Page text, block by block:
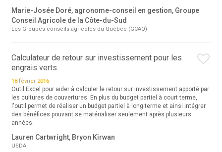
Marie-Josée Doré, agronome-conseil en gestion, Groupe
Conseil Agricole de la Côte-du-Sud
Les Groupes conseils agricoles du Québec (GCAQ)
Calculateur de retour sur investissement pour les
engrais verts
18 février 2016
Outil Excel pour aider à calculer le retour sur investissement apporté par
les cultures de couvertures. En plus du budget partiel à court terme,
l'outil permet de réaliser un budget partiel à long terme et ainsi intégrer
des bénéfices pouvant se matérialiser seulement après plusieurs
années.
Lauren Cartwright, Bryon Kirwan
USDA